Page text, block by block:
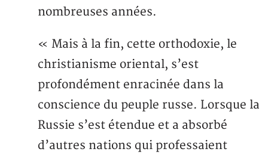
nombreuses années.
« Mais à la fin, cette orthodoxie, le
christianisme oriental, s’est
profondément enracinée dans la
conscience du peuple russe. Lorsque la
Russie s’est étendue et a absorbé
d’autres nations qui professaient